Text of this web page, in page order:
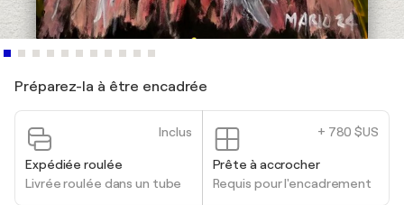
Préparez-la à être encadrée
Inclus
Expédiée roulée
Livrée roulée dans un tube
+ 780 $US
Prête à accrocher
Requis pour l'encadrement